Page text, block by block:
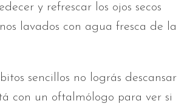
y refrescar los ojos secos
lavados con agua fresca de la
sencillos no lográs descansar
con un oftalmólogo para ver si